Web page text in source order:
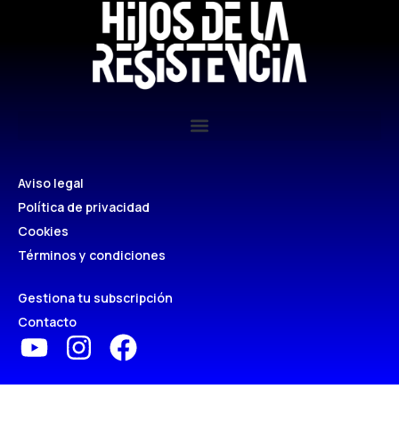
Aviso legal
Política de privacidad
Cookies
Términos y condiciones
Gestiona tu subscripción
Contacto